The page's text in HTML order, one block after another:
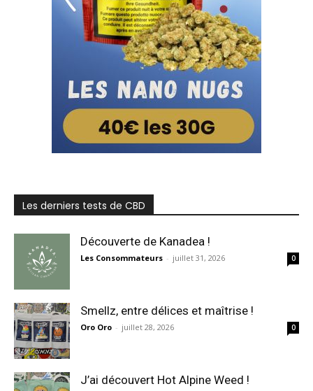
Les derniers tests de CBD
Découverte de Kanadea !
Les Consommateurs - juillet 31, 2026 0
Smellz, entre délices et maîtrise !
Oro Oro - juillet 28, 2026 0
J’ai découvert Hot Alpine Weed !